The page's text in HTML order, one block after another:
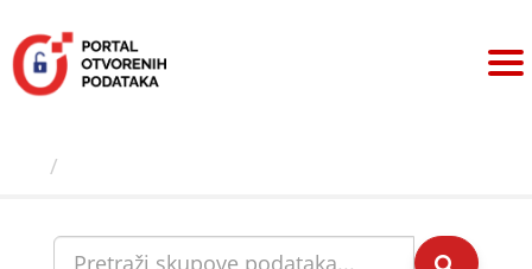
sadržaj